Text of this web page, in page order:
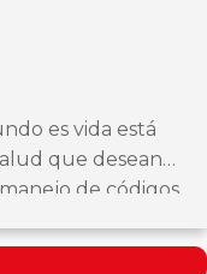
es vida está
que desean
de códigos